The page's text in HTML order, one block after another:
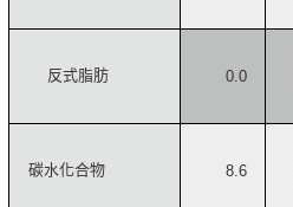
反式脂肪 0.0
碳水化合物 8.6